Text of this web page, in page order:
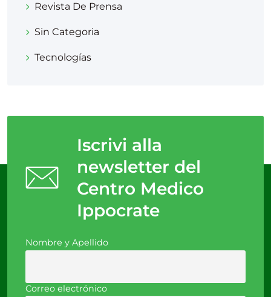
Revista De Prensa
Sin Categoria
Tecnologías
Iscrivi alla
newsletter del
Centro Medico
Ippocrate
Nombre y Apellido
Correo electrónico